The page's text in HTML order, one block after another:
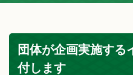
団体が企画実施する
付します